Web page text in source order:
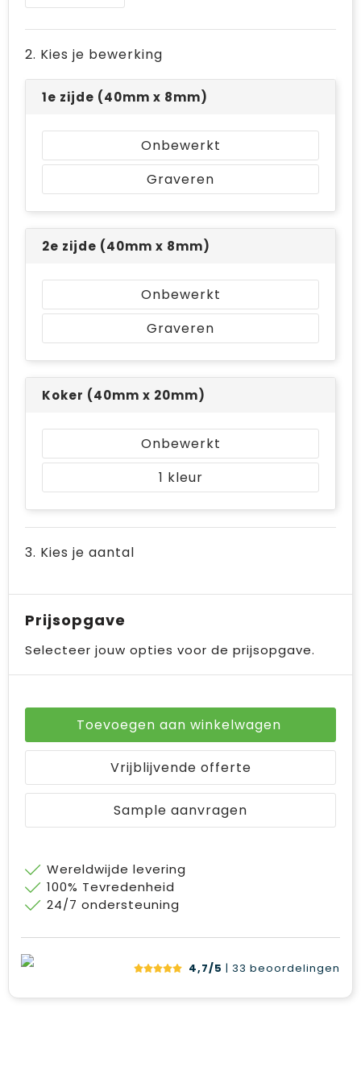
Bodywarmers
Ondergoed en Sokken
Ademhalingsbescherming
Jute tassen
Laptop hoezen en tassen
Schoudertassen
2. Kies je bewerking
1e zijde (40mm x 8mm)
Onbewerkt
Graveren
2e zijde (40mm x 8mm)
Onbewerkt
Graveren
Koker (40mm x 20mm)
Onbewerkt
1
3. Kies je aantal
Prijsopgave
Selecteer jouw opties voor de prijsopgave.
Toevoegen aan winkelwagen
Vrijblijvende offerte
Sample aanvragen
Wereldwijde levering
100% Tevredenheid
24/7 ondersteuning
4,7/5 | 33 beoordelingen